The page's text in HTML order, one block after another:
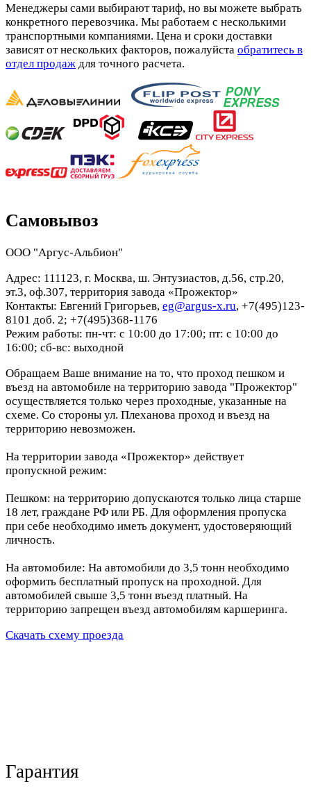
Менеджеры сами выбирают тариф, но вы можете выбрать
конкретного перевозчика. Мы работаем с несколькими
транспортными компаниями. Цена и сроки доставки
зависят от нескольких факторов, пожалуйста обратитесь в
отдел продаж для точного расчета.
Самовывоз
ООО "Аргус-Альбион"
Адрес: 111123, г. Москва, ш. Энтузиастов, д.56, стр.20,
эт.3, оф.307, территория завода «Прожектор»
Контакты: Евгений Григорьев, eg@argus-x.ru, +7(495)123-
8101 доб. 2; +7(495)368-1176
Режим работы: пн-чт: с 10:00 до 17:00; пт: с 10:00 до
16:00; сб-вс: выходной
Обращаем Ваше внимание на то, что проход пешком и
въезд на автомобиле на территорию завода "Прожектор"
осуществляется только через проходные, указанные на
схеме. Со стороны ул. Плеханова проход и въезд на
территорию невозможен.
На территории завода «Прожектор» действует
пропускной режим:
Пешком: на территорию допускаются только лица старше
18 лет, граждане РФ или РБ. Для оформления пропуска
при себе необходимо иметь документ, удостоверяющий
личность.
На автомобиле: На автомобили до 3,5 тонн необходимо
оформить бесплатный пропуск на проходной. Для
автомобилей свыше 3,5 тонн въезд платный. На
территорию запрещен въезд автомобилям каршеринга.
Скачать схему проезда
Гарантия